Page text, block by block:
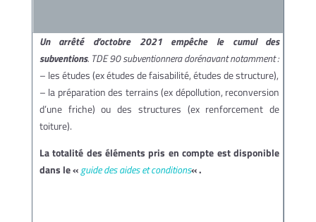
Un arrêté d’octobre 2021 empêche le cumul des
subventions. TDE 90 subventionnera dorénavant notamment :
– les études (ex études de faisabilité, études de structure),
– la préparation des terrains (ex dépollution, reconversion
d’une friche) ou des structures (ex renforcement de
toiture).
La totalité des éléments pris en compte est disponible
dans le «guide des aides et conditions« .